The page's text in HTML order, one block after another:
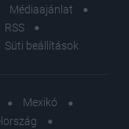
Médiaajánlat
RSS
Süti beállítások
Mexikó